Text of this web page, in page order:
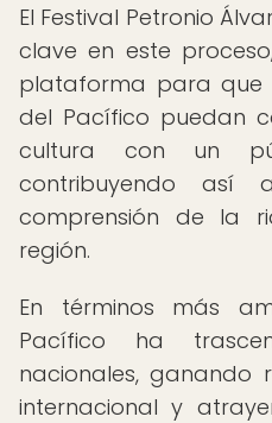
El Festival Petronio
clave en este
plataforma para que
del Pacífico puedan
cultura con un
contribuyendo
comprensión de la
región.
En términos más
Pacífico ha
nacionales, ganando
internacional y